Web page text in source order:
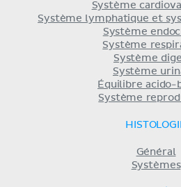
Système
Système lymphatique et
Système
Système
Système
Système
Équilibre acido-
Système
Général
Systèmes